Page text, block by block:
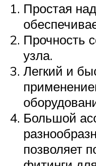
Простая
Прочность
узла.
Легкий и
Большой
позволяет